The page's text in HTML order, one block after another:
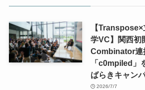
【
学VC】関西初
Combinator連
「c0mpiled」
ばらきキャン
2026/7/7